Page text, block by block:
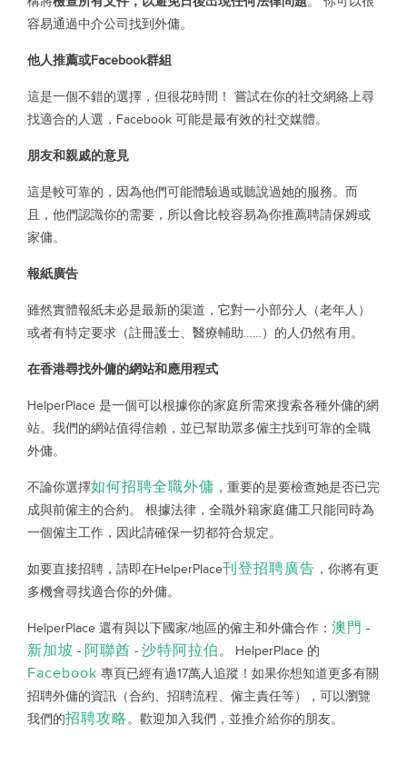
容易通過中介公司找到外傭。
他人推薦或Facebook群組
這是一個不錯的選擇，但很花時間！ 嘗試在你的社交網絡上尋
找適合的人選，Facebook 可能是最有效的社交媒體。
朋友和親戚的意見
這是較可靠的，因為他們可能體驗過或聽說過她的服務。而
且，他們認識你的需要，所以會比較容易為你推薦聘請保姆或
家傭。
報紙廣告
雖然實體報紙未必是最新的渠道，它對一小部分人（老年人）
或者有特定要求（註冊護士、醫療輔助……）的人仍然有用。
在香港尋找外傭的網站和應用程式
HelperPlace 是一個可以根據你的家庭所需來搜索各種外傭的網
站。我們的網站值得信賴，並已幫助眾多僱主找到可靠的全職
外傭。
不論你選擇如何招聘全職外傭 ，重要的是要檢查她是否已完
成與前僱主的合約。 根據法律，全職外籍家庭傭工只能同時為
一個僱主工作，因此請確保一切都符合規定。
如要直接招聘，請即在HelperPlace刊登招聘廣告 ，你將有更
多機會尋找適合你的外傭。
HelperPlace 還有與以下國家/地區的僱主和外傭合作： 澳門 -
新加坡 - 阿聯酋 - 沙特阿拉伯。 HelperPlace 的
Facebook 專頁已經有過17萬人追蹤！如果你想知道更多有關
招聘外傭的資訊（合約、招聘流程、僱主責任等），可以瀏覽
我們的招聘攻略。歡迎加入我們，並推介給你的朋友。